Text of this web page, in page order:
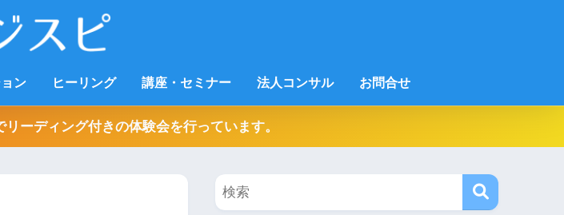
ン ヒーリング 講座・セミナー 法人コンサル お問合せ
ーディング付きの体験会を行っています。